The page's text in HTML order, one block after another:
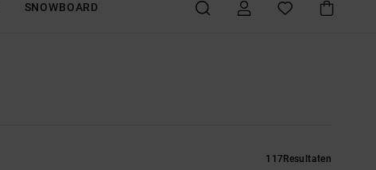
SNOWBOARD
117Resultaten